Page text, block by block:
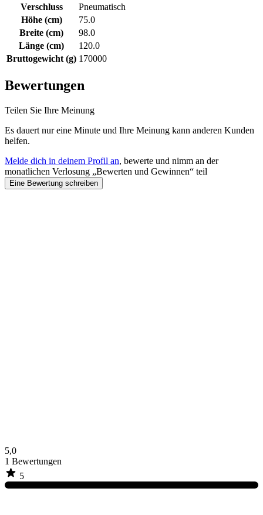
Verschluss
Pneumatisch
Höhe (cm)
75.0
Breite (cm)
98.0
Länge (cm)
120.0
Bruttogewicht (g) 170000
Bewertungen
Teilen Sie Ihre Meinung
Es dauert nur eine Minute und Ihre Meinung kann anderen Kunden
helfen.
Melde dich in deinem Profil an, bewerte und nimm an der
monatlichen Verlosung „Bewerten und Gewinnen“ teil
Eine Bewertung schreiben
5,0
1 Bewertungen
5